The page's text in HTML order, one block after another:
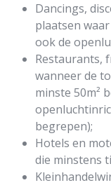
Dancings,
plaatsen
ook de
Restaurants,
wanneer de
minste 50m²
begrepen);
Hotels en
die minstens